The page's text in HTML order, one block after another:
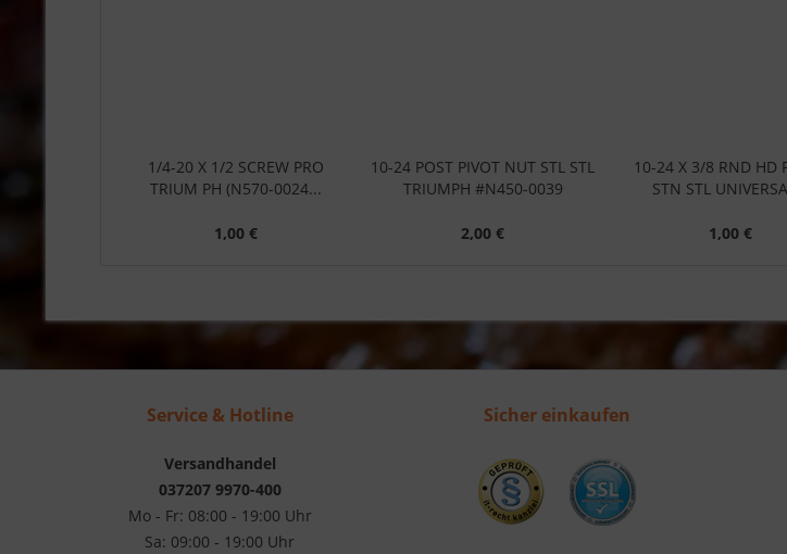
1/4-20 X 1/2 SCREW PRO
TRIUM PH (N570-0024...
1,00 €
10-24 POST PIVOT NUT STL STL
TRIUMPH #N450-0039
2,00 €
10-24 X 3/8 RND HD
STN STL
1,00 €
Service & Hotline
Versandhandel
037207 9970-400
Mo - Fr: 08:00 - 19:00 Uhr
Sa: 09:00 - 19:00 Uhr
Sicher einkaufen